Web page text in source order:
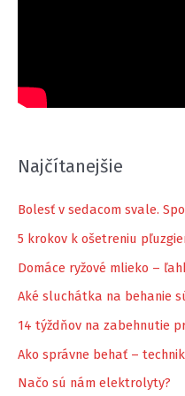
Najčítanejšie
Bolesť v sedacom svale.
5 krokov k ošetreniu
Domáce ryžové mlieko –
Aké sluchátka na behanie
14 týždňov na zabehnutie
Ako správne behať –
Načo sú nám elektrolyty?